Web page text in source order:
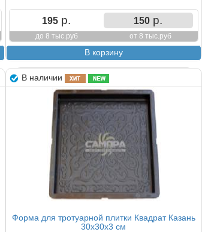
195 р.
до 8 тыс.руб
150 р.
от 8 тыс.руб
В наличии
Форма для тротуарной плитки Квадрат Казань
30х30х3 см